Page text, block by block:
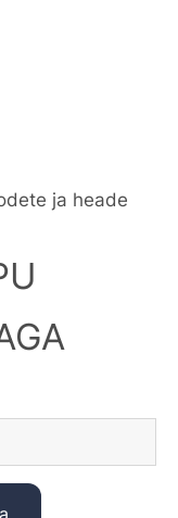
ja heade